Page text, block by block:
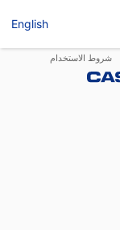
English
شروط الاستخدام